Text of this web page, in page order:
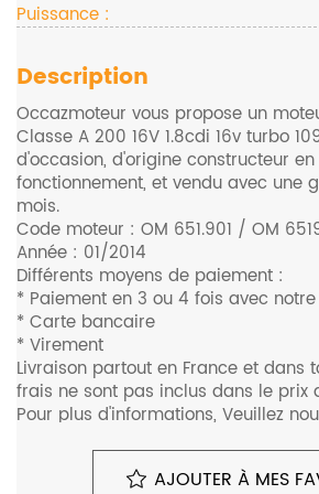
Puissance :
Description
Occazmoteur vous propose un
Classe A 200 16V 1.8cdi 16v turbo
d'occasion, d'origine constructeur
fonctionnement, et vendu avec une
mois.
Code moteur : OM 651.901 / OM
Année : 01/2014
Différents moyens de paiement :
* Paiement en 3 ou 4 fois avec
* Carte bancaire
* Virement
Livraison partout en France et dans
frais ne sont pas inclus dans le prix
Pour plus d'informations, Veuillez
Monte sur les véhicules suivants
Mercedes-Benz Classe A(w176)
AJOUTER À MES